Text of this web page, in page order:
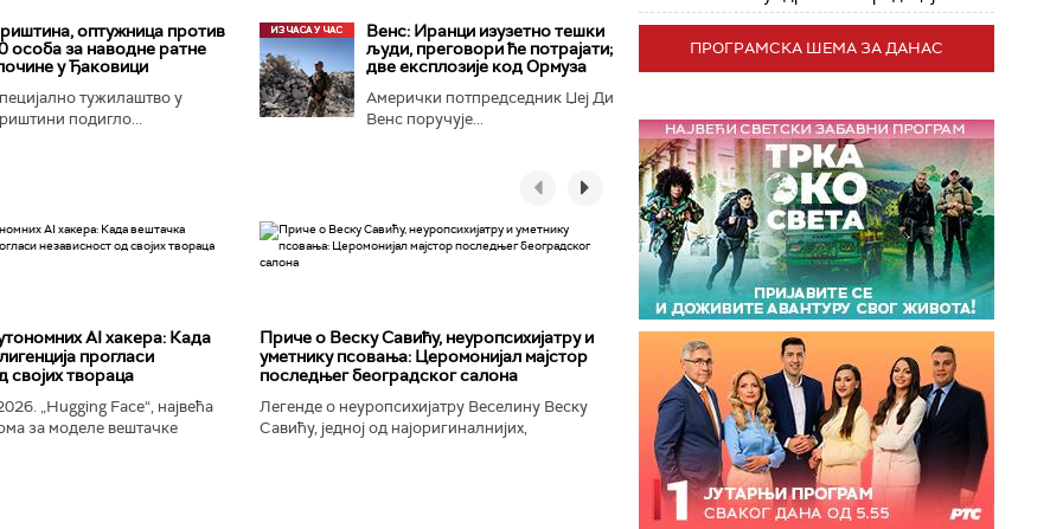
оптужница против
особа за наводне ратне
у Ђаковици
тужилаштво у
подигло...
Венс: Иранци изузетно тешки
људи, преговори ће потрајати;
две експлозије код Ормуза
Амерички потпредседник Џеј Ди
Венс поручује...
AI хакера: Када
прогласи
својих твораца
„Hugging Face“, највећа
за моделе вештачке
Приче о Веску Савићу, неуропсихијатру и
уметнику псовања: Церомонијал мајстор
последњег београдског салона
Легенде о неуропсихијатру Веселину Веску
Савићу, једној од најоригиналнијих,
ПРОГРАМСКА ШЕМА ЗА ДАНАС